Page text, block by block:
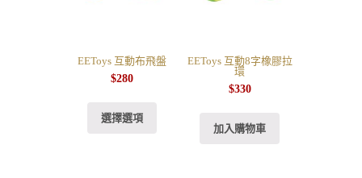
EEToys 互動布飛盤
$280
選擇選項
EEToys 互動8字橡膠拉
環
$330
加入購物車